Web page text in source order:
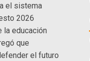
el sistema
2026
la educación
que
el futuro